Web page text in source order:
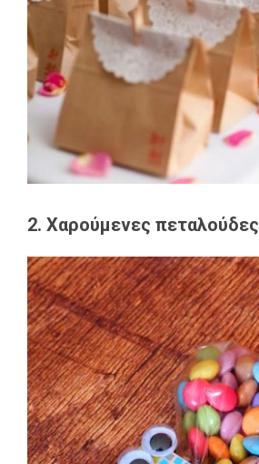
2. Χαρούμενες πεταλούδες